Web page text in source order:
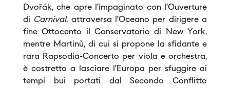
Dvořák, che apre l’impaginato con l’Ouverture
di Carnival, attraversa l’Oceano per dirigere a
fine Ottocento il Conservatorio di New York,
mentre Martinů, di cui si propone la sfidante e
rara Rapsodia-Concerto per viola e orchestra,
è costretto a lasciare l’Europa per sfuggire ai
tempi bui portati dal Secondo Conflitto